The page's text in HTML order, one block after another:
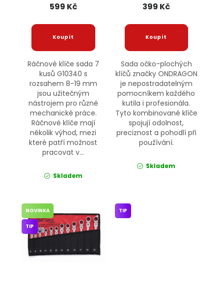
599 Kč
Ráčnové klíče sada 7
kusů G10340 s
rozsahem 8-19 mm
jsou užitečným
nástrojem pro různé
mechanické práce.
Ráčnové klíče mají
několik výhod, mezi
které patří možnost
pracovat v...
Skladem
399 Kč
Sada očko-plochých
klíčů značky ONDRAGON
je nepostradatelným
pomocníkem každého
kutila i profesionála.
Tyto kombinované klíče
spojují odolnost,
preciznost a pohodlí při
používání.
Skladem
NOVINKA
TIP
TIP